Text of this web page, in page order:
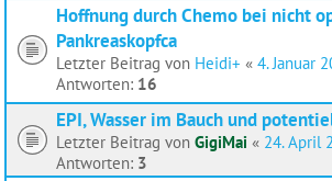
Hoffnung durch Chemo bei nicht
Pankreaskopfca
Letzter Beitrag von Heidi+ « 4. Januar
Antworten: 16
EPI, Wasser im Bauch und
Letzter Beitrag von GigiMai « 24. April
Antworten: 3